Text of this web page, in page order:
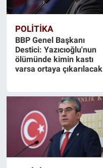
POLİTİKA
BBP Genel Başkanı
Destici: Yazıcıoğlu'nun
ölümünde kimin kastı
varsa ortaya çıkarılacak